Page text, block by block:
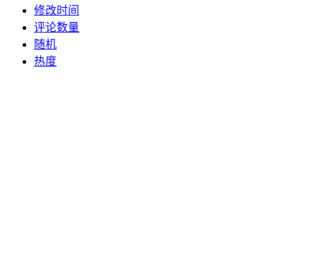
修改时间
评论数量
随机
热度